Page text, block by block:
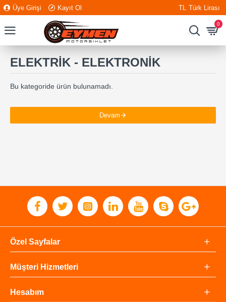
Üye Girişi Kayıt Ol TL Türk Lirası
0
ELEKTRİK - ELEKTRONİK
Bu kategoride ürün bulunamadı.
Devam
Özel Sayfalar
Müşteri Hizmetleri
Hesabım